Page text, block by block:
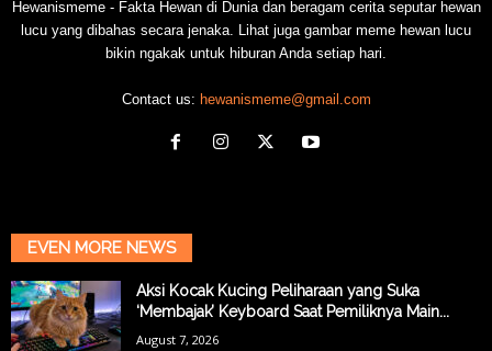
Hewanismeme - Fakta Hewan di Dunia dan beragam cerita seputar hewan
lucu yang dibahas secara jenaka. Lihat juga gambar meme hewan lucu
bikin ngakak untuk hiburan Anda setiap hari.
Contact us: hewanismeme@gmail.com
EVEN MORE NEWS
Aksi Kocak Kucing Peliharaan yang Suka
‘Membajak’ Keyboard Saat Pemiliknya Main...
August 7, 2026